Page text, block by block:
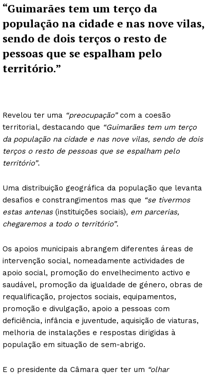
“Guimarães tem um terço da
população na cidade e nas nove vilas,
sendo de dois terços o resto de
pessoas que se espalham pelo
território.”
Revelou ter uma “preocupação”com a coesão
territorial, destacando que “Guimarães tem um terço
da população na cidade e nas nove vilas, sendo de dois
terços o resto de pessoas que se espalham pelo
território”.
Uma distribuição geográfica da população que levanta
desafios e constrangimentos mas que “se tivermos
estas antenas(instituições sociais), em parcerias,
chegaremos a todo o território”.
Os apoios municipais abrangem diferentes áreas de
intervenção social, nomeadamente actividades de
apoio social, promoção do envelhecimento activo e
saudável, promoção da igualdade de género, obras de
requalificação, projectos sociais, equipamentos,
promoção e divulgação, apoio a pessoas com
deficiência, infância e juventude, aquisição de viaturas,
melhoria de instalações e respostas dirigidas à
população em situação de sem-abrigo.
E o presidente da Câmara quer ter um “olhar